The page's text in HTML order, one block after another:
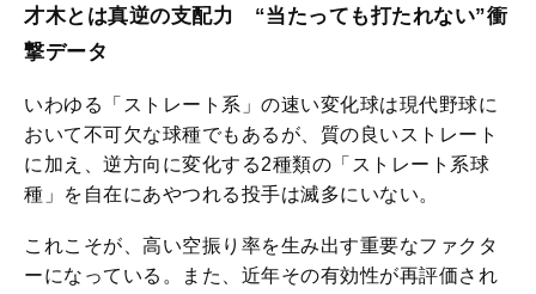
才木とは真逆の支配力 “当たっても打たれない”衝
撃データ
いわゆる「ストレート系」の速い変化球は現代野球に
おいて不可欠な球種でもあるが、質の良いストレート
に加え、逆方向に変化する2種類の「ストレート系球
種」を自在にあやつれる投手は滅多にいない。
これこそが、高い空振り率を生み出す重要なファクタ
ーになっている。また、近年その有効性が再評価され